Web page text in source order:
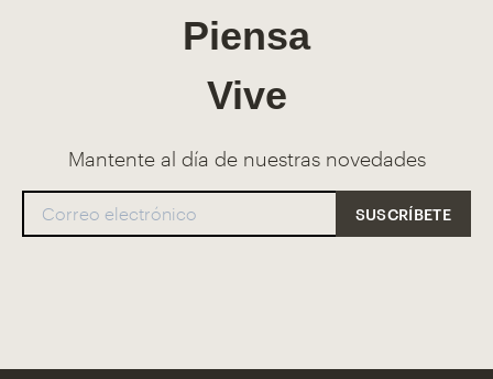
Piensa
Vive
Mantente al día de nuestras novedades